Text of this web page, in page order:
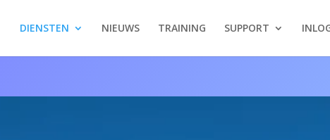
DIENSTEN NIEUWS TRAINING SUPPORT